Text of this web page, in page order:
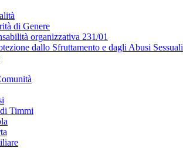
di Genere
organizzativa 231/01
dallo Sfruttamento e dagli Abusi Sessuali
Timmi